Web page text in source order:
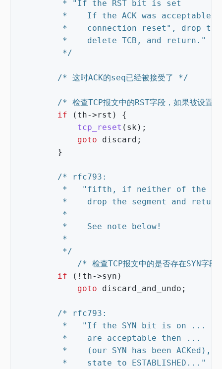
		 */
/* 这时ACK的seq已经被接受了 */
/* 检查TCP报文中的RST字段，如果被设
if
( th->rst )
{
tcp_reset ( sk );
goto
discard ;
}
		 */
/* 检查TCP报文中的是否存在SYN字
if
( ! th->syn )
goto
discard_and_undo ;